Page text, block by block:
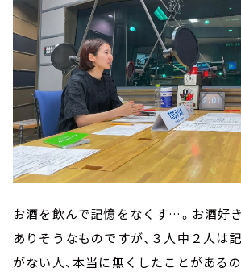
お酒を飲んで記憶をなくす…。お酒好
ありそうなものですが、３人中２人は
がない人、本当に無くしたことがある